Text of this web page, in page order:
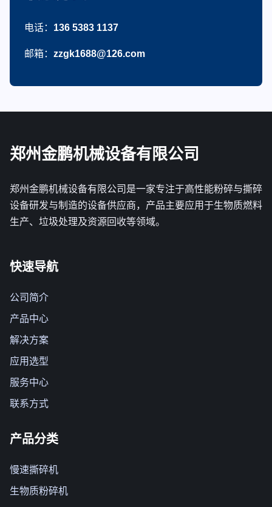
电话： 136 5383 1137
邮箱： zzgk1688@126.com
郑州金鹏机械设备有限公司
郑州金鹏机械设备有限公司是一家专注于高性能粉碎与撕碎
设备研发与制造的设备供应商，产品主要应用于生物质燃料
生产、垃圾处理及资源回收等领域。
快速导航
公司简介
产品中心
解决方案
应用选型
服务中心
联系方式
产品分类
慢速撕碎机
生物质粉碎机